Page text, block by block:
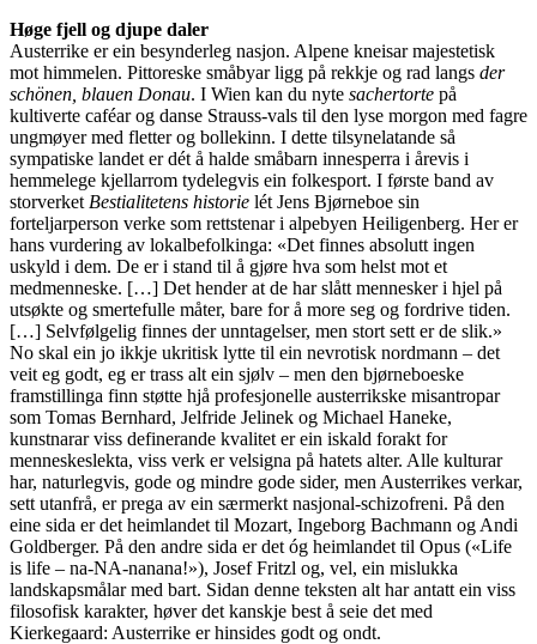
Høge fjell og djupe daler
Austerrike er ein besynderleg nasjon. Alpene kneisar majestetisk
mot himmelen. Pittoreske småbyar ligg på rekkje og rad langs der
schönen, blauen Donau. I Wien kan du nyte sachertorte på
kultiverte caféar og danse Strauss-vals til den lyse morgon med fagre
ungmøyer med fletter og bollekinn. I dette tilsynelatande så
sympatiske landet er dét å halde småbarn innesperra i årevis i
hemmelege kjellarrom tydelegvis ein folkesport. I første band av
storverket Bestialitetens historie lét Jens Bjørneboe sin
forteljarperson verke som rettstenar i alpebyen Heiligenberg. Her er
hans vurdering av lokalbefolkinga: «Det finnes absolutt ingen
uskyld i dem. De er i stand til å gjøre hva som helst mot et
medmenneske. […] Det hender at de har slått mennesker i hjel på
utsøkte og smertefulle måter, bare for å more seg og fordrive tiden.
[…] Selvfølgelig finnes der unntagelser, men stort sett er de slik.»
No skal ein jo ikkje ukritisk lytte til ein nevrotisk nordmann – det
veit eg godt, eg er trass alt ein sjølv – men den bjørneboeske
framstillinga finn støtte hjå profesjonelle austerrikske misantropar
som Tomas Bernhard, Jelfride Jelinek og Michael Haneke,
kunstnarar viss definerande kvalitet er ein iskald forakt for
menneskeslekta, viss verk er velsigna på hatets alter. Alle kulturar
har, naturlegvis, gode og mindre gode sider, men Austerrikes verkar,
sett utanfrå, er prega av ein særmerkt nasjonal-schizofreni. På den
eine sida er det heimlandet til Mozart, Ingeborg Bachmann og Andi
Goldberger. På den andre sida er det óg heimlandet til Opus («Life
is life – na-NA-nanana!»), Josef Fritzl og, vel, ein mislukka
landskapsmålar med bart. Sidan denne teksten alt har antatt ein viss
filosofisk karakter, høver det kanskje best å seie det med
Kierkegaard: Austerrike er hinsides godt og ondt.